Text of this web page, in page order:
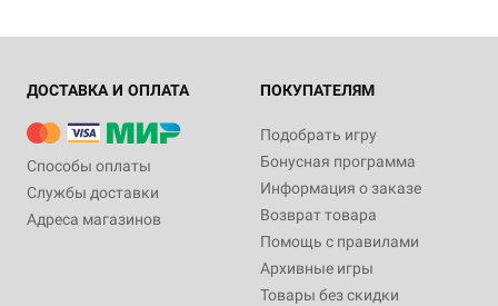
ДОСТАВКА И ОПЛАТА
Способы оплаты
Службы доставки
Адреса магазинов
ПОКУПАТЕЛЯМ
Подобрать игру
Бонусная программа
Информация о заказе
Возврат товара
Помощь с правилами
Архивные игры
Товары без скидки